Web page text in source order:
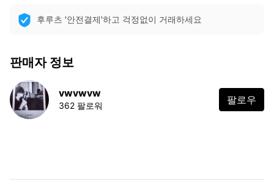
후루츠 '안전결제'하고 걱정없이 거래하세요
판매자 정보
vwvwvw
362 팔로워 팔로우